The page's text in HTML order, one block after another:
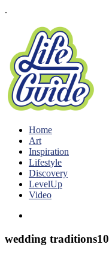
.
Home
Art
Inspiration
Lifestyle
Discovery
LevelUp
Video
wedding traditions10